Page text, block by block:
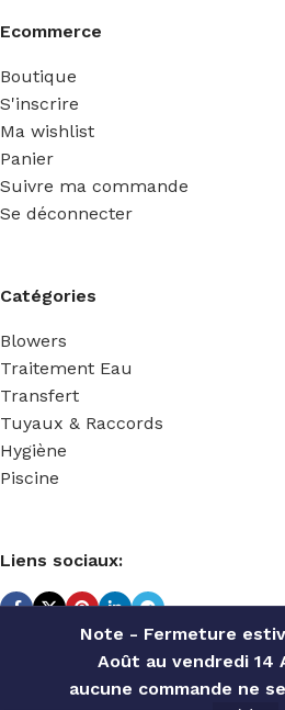
Note - Fermeture
Août au vendredi 14
aucune commande ne
Ecommerce
Boutique
S'inscrire
Ma wishlist
Panier
Suivre ma commande
Se déconnecter
Catégories
Blowers
Traitement Eau
Transfert
Tuyaux & Raccords
Hygiène
Piscine
Liens sociaux:
TECHNIDOSE 2022 Réalisé